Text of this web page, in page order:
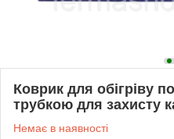
Коврик для обігріву
трубкою для захисту
Немає в наявності